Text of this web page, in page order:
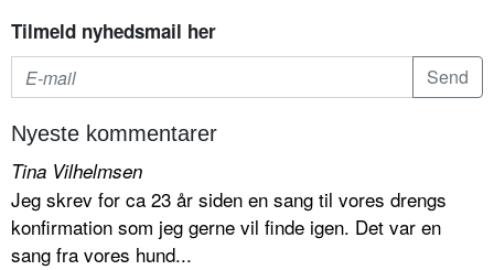
Tilmeld nyhedsmail her
Nyeste kommentarer
Tina Vilhelmsen
Jeg skrev for ca 23 år siden en sang til vores drengs
konfirmation som jeg gerne vil finde igen. Det var en
sang fra vores hund...